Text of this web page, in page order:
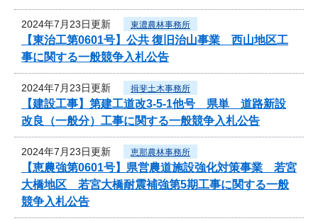
2024年7月23日更新 東濃農林事務所
【東治工第0601号】公共 復旧治山事業 西山地区工
事に関する一般競争入札公告
2024年7月23日更新 揖斐土木事務所
【建設工事】第建工道改3-5-1他号 県単 道路新設
改良（一般分）工事に関する一般競争入札公告
2024年7月23日更新 恵那農林事務所
【恵農強第0601号】県営農道施設強化対策事業 若宮
大橋地区 若宮大橋耐震補強第5期工事に関する一般
競争入札公告